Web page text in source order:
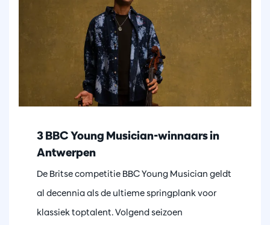
3 BBC Young Musician-winnaars in
Antwerpen
De Britse competitie BBC Young Musician geldt
al decennia als de ultieme springplank voor
klassiek toptalent. Volgend seizoen